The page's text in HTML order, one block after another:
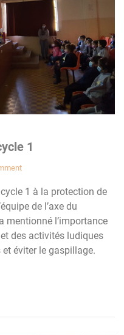
1
1 à la protection de
de l’axe du
mentionné l’importance
des activités ludiques
éviter le gaspillage.